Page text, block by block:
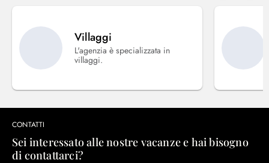
Villaggi
L'agenzia è specializzata in
villaggi.
CONTATTI
Sei interessato alle nostre vacanze e hai bisogno
di contattarci?